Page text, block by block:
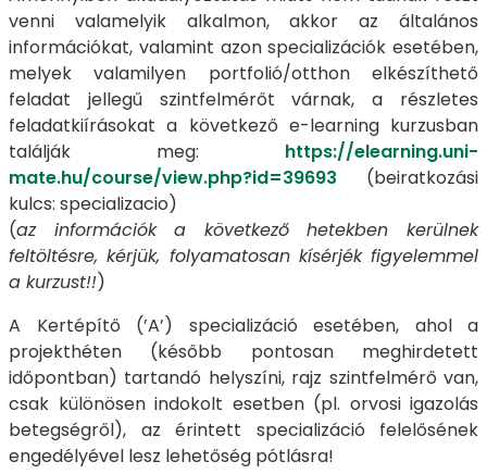
venni valamelyik alkalmon, akkor az általános
információkat, valamint azon specializációk esetében,
melyek valamilyen portfolió/otthon elkészíthető
feladat jellegű szintfelmérőt várnak, a részletes
feladatkiírásokat a következő e-learning kurzusban
találják meg: https://elearning.uni-
mate.hu/course/view.php?id=39693 (beiratkozási
kulcs: specializacio)
(az információk a következő hetekben kerülnek
feltöltésre, kérjük, folyamatosan kísérjék figyelemmel
a kurzust!!)
A Kertépítő (’A’) specializáció esetében, ahol a
projekthéten (később pontosan meghirdetett
időpontban) tartandó helyszíni, rajz szintfelmérő van,
csak különösen indokolt esetben (pl. orvosi igazolás
betegségről), az érintett specializáció felelősének
engedélyével lesz lehetőség pótlásra!